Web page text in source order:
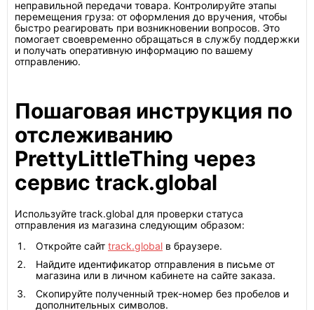
неправильной передачи товара. Контролируйте этапы
перемещения груза: от оформления до вручения, чтобы
быстро реагировать при возникновении вопросов. Это
помогает своевременно обращаться в службу поддержки
и получать оперативную информацию по вашему
отправлению.
Пошаговая инструкция по
отслеживанию
PrettyLittleThing через
сервис track.global
Используйте track.global для проверки статуса
отправления из магазина следующим образом:
Откройте сайт track.global в браузере.
Найдите идентификатор отправления в письме от
магазина или в личном кабинете на сайте заказа.
Скопируйте полученный трек-номер без пробелов и
дополнительных символов.